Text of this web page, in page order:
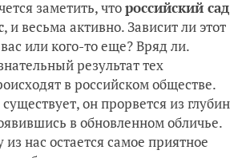
заметить, чтороссийский сад
, и весьма активно. Зависит ли этот
или кого-то еще? Вряд ли.
результат тех
в российском обществе.
он прорвется из глубин
в обновленном обличье.
нас остается самое приятное